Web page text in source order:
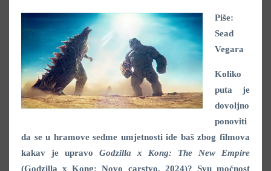
Piše:
Sead
Vegara
Koliko
puta je
dovoljno
ponoviti
da se u hramove sedme umjetnosti ide baš zbog filmova
kakav je upravo Godzilla x Kong: The New Empire
(Godzilla x Kong: Novo carstvo, 2024)? Svu moćnost